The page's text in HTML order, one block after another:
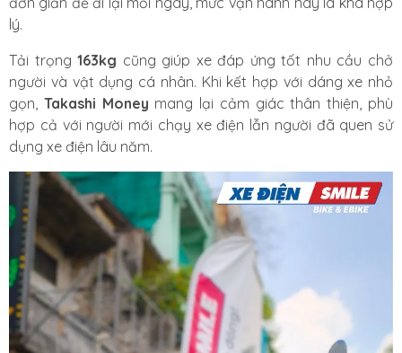
lý.
Tải trọng163kg cũng giúp xe đáp ứng tốt nhu cầu chở
người và vật dụng cá nhân. Khi kết hợp với dáng xe nhỏ
gọn, Takashi Money mang lại cảm giác thân thiện, phù
hợp cả với người mới chạy xe điện lẫn người đã quen sử
dụng xe điện lâu năm.